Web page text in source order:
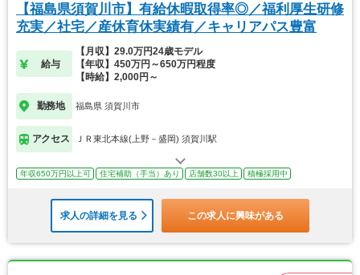
【福島県須賀川市】有給休暇取得率◎／福利厚生研修
充実／社宅／産休育休実績有／キャリアパス豊富
給与
【月収】29.0万円24歳モデル
【年収】450万円～650万円程度
【時給】2,000円～
勤務地 福島県 須賀川市
アクセス ＪＲ東北本線(上野－盛岡) 須賀川駅
年収650万円以上可 住宅補助（手当）あり 店舗数30以上 積極採用中
求人の詳細を見る この求人に興味がある